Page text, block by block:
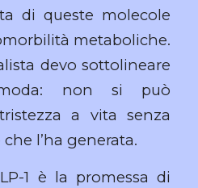
di queste molecole
metaboliche.
devo sottolineare
non si può
a vita senza
l’ha generata.
1 è la promessa di